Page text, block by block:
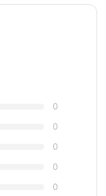
0
0
0
0
0